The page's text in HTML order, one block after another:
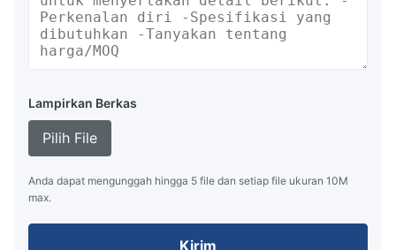
Lampirkan Berkas
Pilih File
Anda dapat mengunggah hingga 5 file dan setiap file ukuran 10M
max.
Kirim